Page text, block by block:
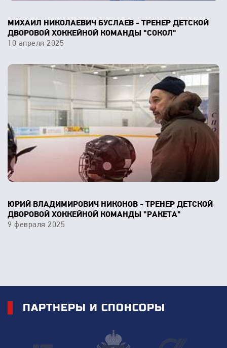
МИХАИЛ НИКОЛАЕВИЧ БУСЛАЕВ - ТРЕНЕР ДЕТСКОЙ
ДВОРОВОЙ ХОККЕЙНОЙ КОМАНДЫ "СОКОЛ"
10 апреля 2025
ЮРИЙ ВЛАДИМИРОВИЧ НИКОНОВ - ТРЕНЕР ДЕТСКОЙ
ДВОРОВОЙ ХОККЕЙНОЙ КОМАНДЫ "РАКЕТА"
9 февраля 2025
ПАРТНЕРЫ И СПОНСОРЫ